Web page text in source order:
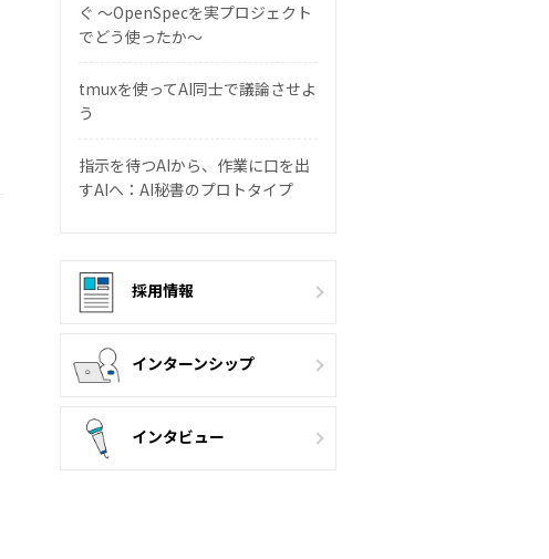
ぐ 〜OpenSpecを実プロジェクト
でどう使ったか〜
tmuxを使ってAI同士で議論させよ
う
指示を待つAIから、作業に口を出
すAIへ：AI秘書のプロトタイプ
採用情報
インターンシップ
インタビュー